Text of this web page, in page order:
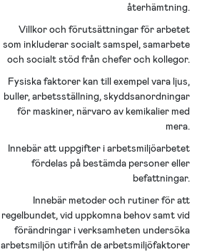
återhämtning.
Villkor och förutsättningar för arbetet
som inkluderar socialt samspel, samarbete
och socialt stöd från chefer och kollegor.
Fysiska faktorer kan till exempel vara ljus,
buller, arbetsställning, skyddsanordningar
för maskiner, närvaro av kemikalier med
mera.
Innebär att uppgifter i arbetsmiljöarbetet
fördelas på bestämda personer eller
befattningar.
Innebär metoder och rutiner för att
regelbundet, vid uppkomna behov samt vid
förändringar i verksamheten undersöka
arbetsmiljön utifrån de arbetsmiljöfaktorer